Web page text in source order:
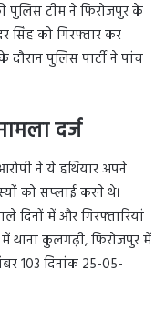
पुलिस टीम ने फिरोजपुर के
सिंह को गिरफ्तार कर
पुलिस पार्टी ने पांच
दर्ज
ने ये हथियार अपने
को सप्लाई करने थे।
दिनों में और गिरफ्तारियां
थाना कुलगढ़ी, फिरोजपुर में
103 दिनांक 25-05-